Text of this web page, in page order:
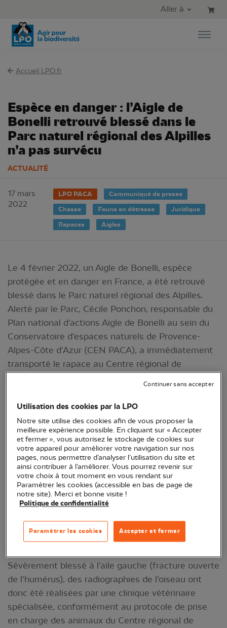
Aller au menu principal
Aller à
Accueil LPO.fr
Espèce en danger : l’Aigle de
Bonelli retrouvé blessé dans le
Parc naturel régional des Alpilles
n’a pas survécu
ACTUALITÉ
17 mars
2022
LPO PACA
Communiqué de presse
Chasse
Faune en détresse
Juridique
Rapaces
Aigles
Le 4 février 2022, un Aigle de Bonelli, espèce
protégée et en danger en France, a été retrouvé
blessé dans le Parc naturel régional des Alpilles.
Alerté par le Parc, Cécile Ponchon, responsable du
Plan national d'actions Aigle de Bonelli au sein du
Conservatoire d'espaces naturels de Provence-
Alpes-Côte d'Azur (CEN PACA), a immédiatement
transporté le rapace au Centre régional de
Aigle de Bonelli en soins © Agathe Silvester,
Céline Le Martelot
Sévèrement blessé à l’aile gauche (fracture ouverte
de l’humérus), des radiographies de l’oiseau ont
donc été réalisées par une clinique vétérinaire
spécialisée, conformément au protocole de prise
en charge des animaux du Centre régional de
Utilisation des cookies par la LPO
Notre site utilise des cookies afin de vous proposer la
meilleure expérience possible. En cliquant sur « Accepter
et fermer », vous autorisez le stockage de cookies sur
votre appareil pour améliorer votre navigation sur nos
pages, nous permettre d’analyser l’utilisation du site et
ainsi contribuer à l’améliorer. Vous pourrez revenir sur
votre choix à tout moment en vous rendant sur
Paramétrer les cookies (accessible en bas de page de
notre site). Merci et bonne visite !
Politique de confidentialité
Accepter et fermer
Paramétrer les cookies
Continuer sans accepter